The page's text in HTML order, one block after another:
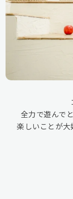
全力で遊んで
楽しいことが大